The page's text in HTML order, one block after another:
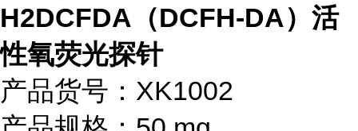
H2DCFDA（DCFH-DA）活
性氧荧光探针
产品货号：XK1002